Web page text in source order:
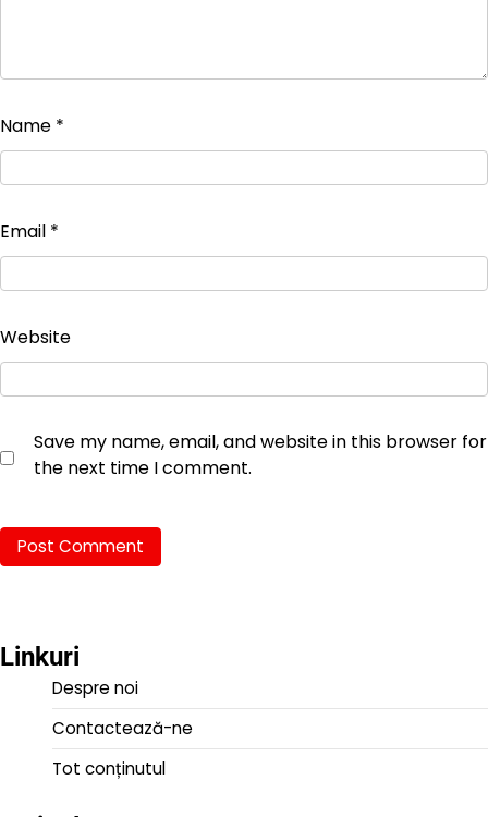
Name *
Email *
Website
Save my name, email, and website in this browser for
the next time I comment.
Linkuri
Despre noi
Contactează-ne
Tot conținutul